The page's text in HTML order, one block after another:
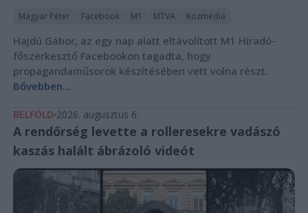
Magyar Péter Facebook M1 MTVA Közmédia
Hajdú Gábor, az egy nap alatt eltávolított M1 Híradó-
főszerkesztő Facebookon tagadta, hogy
propagandaműsorok készítésében vett volna részt.
Bővebben...
BELFÖLD 2026. augusztus 6.
A rendőrség levette a rolleresekre vadászó
kaszás halált ábrázoló videót